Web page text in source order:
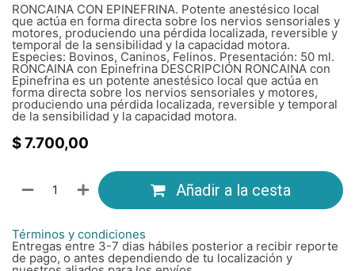
RONCAINA CON EPINEFRINA. Potente anestésico local
que actúa en forma directa sobre los nervios sensoriales y
motores, produciendo una pérdida localizada, reversible y
temporal de la sensibilidad y la capacidad motora.
Especies: Bovinos, Caninos, Felinos. Presentación: 50 ml.
RONCAINA con Epinefrina DESCRIPCIÓN RONCAINA con
Epinefrina es un potente anestésico local que actúa en
forma directa sobre los nervios sensoriales y motores,
produciendo una pérdida localizada, reversible y temporal
de la sensibilidad y la capacidad motora.
$7.700,00
Añadir a la cesta
Términos y condiciones
Entregas entre 3-7 dias hábiles posterior a recibir reporte
de pago, o antes dependiendo de tu localización y